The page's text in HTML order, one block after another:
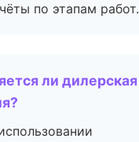
по этапам работ.
ли дилерская